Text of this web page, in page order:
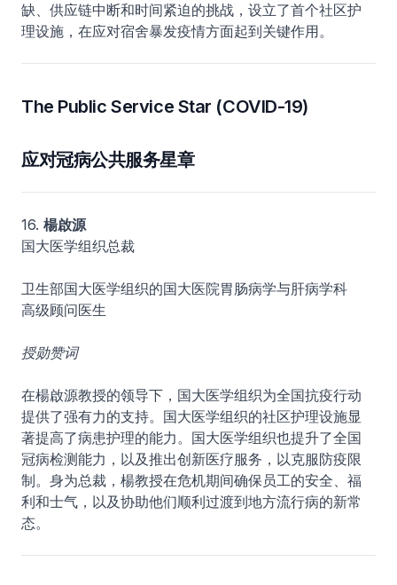
缺、供应链中断和时间紧迫的挑战，设立了首个社区护
理设施，在应对宿舍暴发疫情方面起到关键作用。
The Public Service Star (COVID-19)
应对冠病公共服务星章
16. 楊啟源
国大医学组织总裁
卫生部国大医学组织的国大医院胃肠病学与肝病学科
高级顾问医生
授勋赞词
在楊啟源教授的领导下，国大医学组织为全国抗疫行动
提供了强有力的支持。国大医学组织的社区护理设施显
著提高了病患护理的能力。国大医学组织也提升了全国
冠病检测能力，以及推出创新医疗服务，以克服防疫限
制。身为总裁，楊教授在危机期间确保员工的安全、福
利和士气，以及协助他们顺利过渡到地方流行病的新常
态。